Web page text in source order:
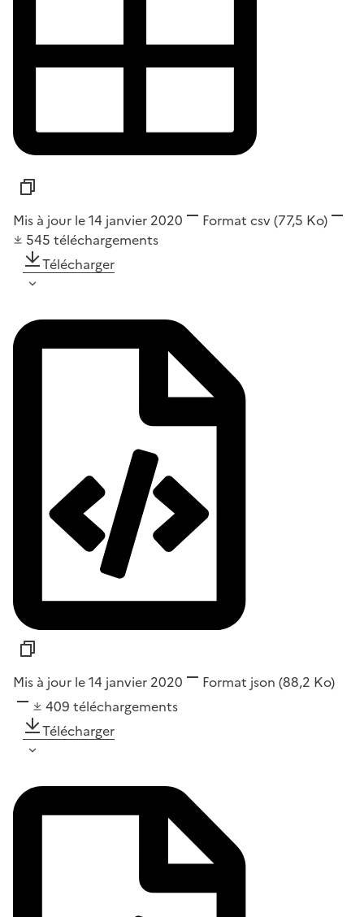
Mis à jour le 14 janvier 2020 Format csv(77,5 Ko)
545 téléchargements
Télécharger
Mis à jour le 14 janvier 2020 Format json (88,2 Ko)
409 téléchargements
Télécharger